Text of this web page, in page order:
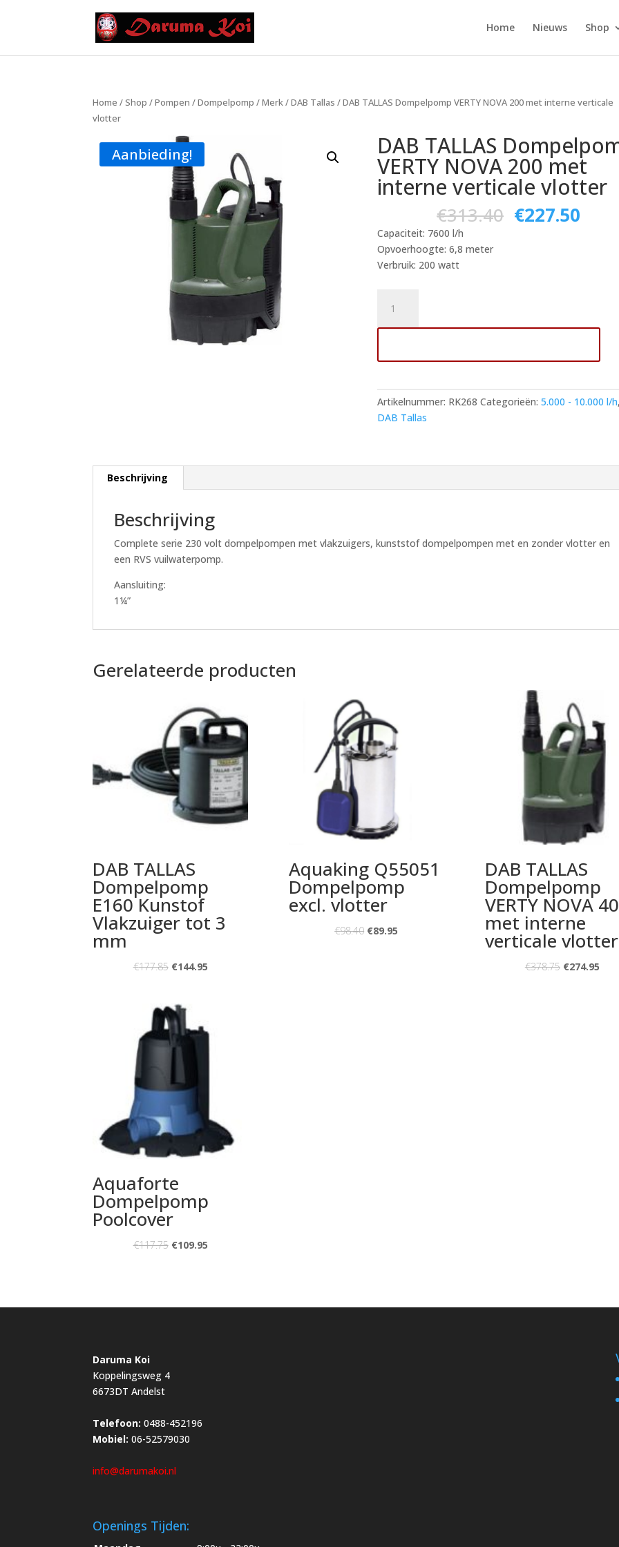
Home Nieuws Shop
Home /Shop /Pompen /Dompelpomp /Merk/DAB Tallas / DAB TALLAS Dompelpomp VERTY NOVA 200 met interne verticale
vlotter
Aanbieding! DAB TALLAS
VERTY NOVA 200 met
interne verticale vlotter
€313.40 €227.50
Capaciteit: 7600 l/h
Opvoerhoogte: 6,8 meter
Verbruik: 200 watt
TALLAS
Dompelpomp
NOVA
met
interne
verticale
Artikelnummer: RK268 Categorieën:5.000 - 10.000 l/h
DAB Tallas
Beschrijving
Beschrijving
Complete serie 230 volt dompelpompen met vlakzuigers, kunststof dompelpompen met en zonder vlotter en
een RVS vuilwaterpomp.
Aansluiting:
1¼”
Gerelateerde producten
DAB TALLAS
Dompelpomp
E160 Kunstof
Vlakzuiger tot 3
mm
€177.85 €144.95
Aquaking Q55051
Dompelpomp
excl. vlotter
€98.40 €89.95
DAB TALLAS
Dompelpomp
VERTY NOVA
met interne
verticale vlotter
€378.75 €274.95
Aquaforte
Dompelpomp
Poolcover
€117.75 €109.95
Daruma Koi
Koppelingsweg 4
6673DT Andelst
Telefoon: 0488-452196
Mobiel: 06-52579030
info@darumakoi.nl
Openings Tijden: